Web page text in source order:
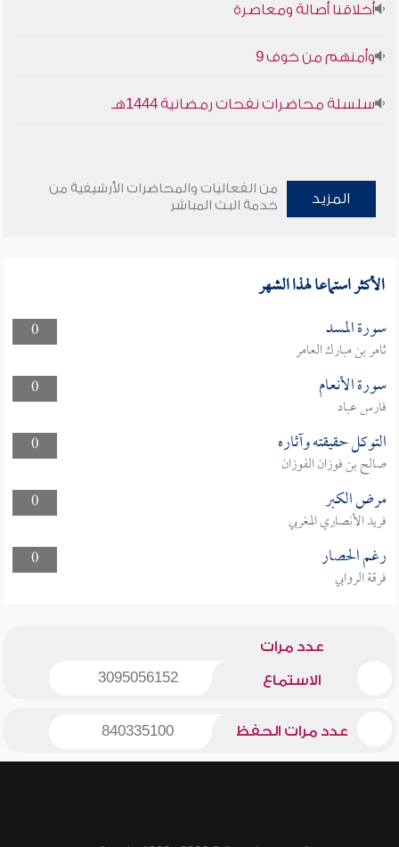
أخلاقنا أصالة ومعاصرة
وأمنهم من خوف 9
سلسلة محاضرات نفحات رمضانية 1444هـ
المزيد
من الفعاليات والمحاضرات الأرشيفية من
خدمة البث المباشر
الأكثر استماعا لهذا الشهر
0 سورة المسد
ثامر بن مبارك العامر
0
سورة الأنعام
فارس عباد
0
التوكل حقيقته وآثاره
صالح بن فوزان الفوزان
0
مرض الكبر
فريد الأنصاري المغربي
0
رغم الحصار
فرقة الروابي
عدد مرات
الاستماع 3095056152
عدد مرات الحفظ 840335100